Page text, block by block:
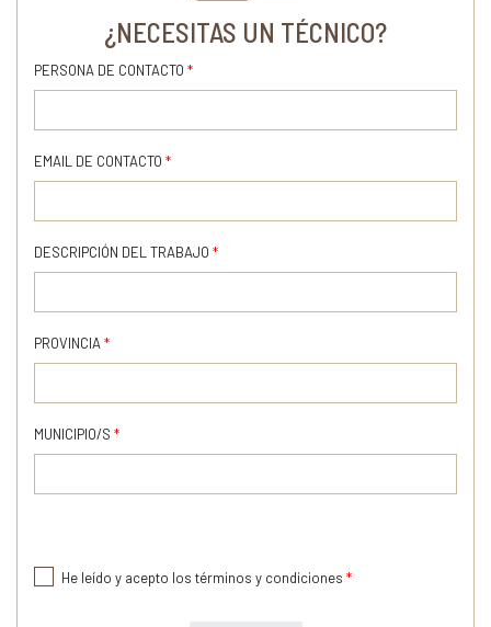
¿NECESITAS UN TÉCNICO?
PERSONA DE CONTACTO *
EMAIL DE CONTACTO *
DESCRIPCIÓN DEL TRABAJO *
PROVINCIA *
MUNICIPIO/S *
He leído y acepto los términos y condiciones *